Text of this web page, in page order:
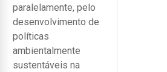
paralelamente, pelo
desenvolvimento de
políticas
ambientalmente
sustentáveis na